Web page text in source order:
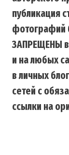
публикация
фотографий
ЗАПРЕЩЕНЫ
и на любых
в личных
сетей с
ссылки на